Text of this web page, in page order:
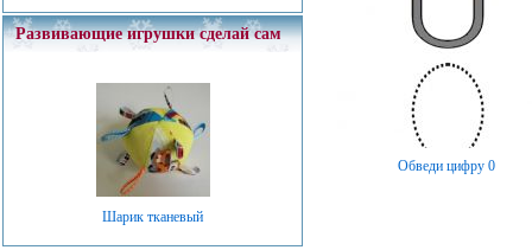
Развивающие игрушки сделай сам
Шарик тканевый
Обведи цифру 0